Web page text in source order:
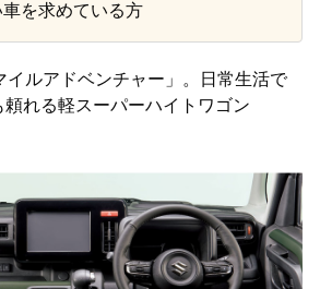
を求めている方
イルアドベンチャー」。日常生活で
頼れる軽スーパーハイトワゴン